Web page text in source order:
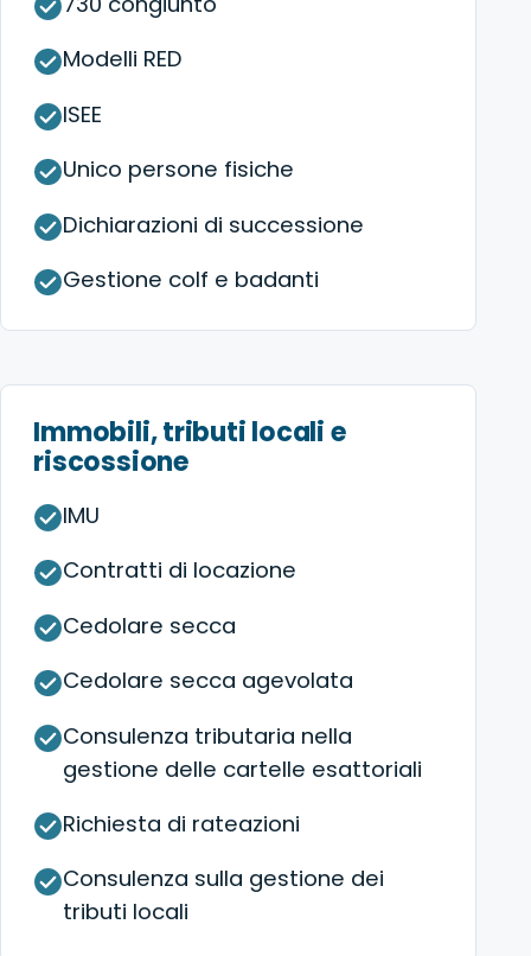
Modelli RED
ISEE
Unico persone fisiche
Dichiarazioni di successione
Gestione colf e badanti
Immobili, tributi locali e
riscossione
IMU
Contratti di locazione
Cedolare secca
Cedolare secca agevolata
Consulenza tributaria nella
gestione delle cartelle esattoriali
Richiesta di rateazioni
Consulenza sulla gestione dei
tributi locali